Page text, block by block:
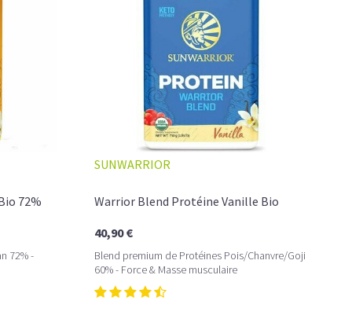
72%
72% -
SUNWARRIOR
Warrior Blend Protéine Vanille Bio
40,90 €
Blend premium de Protéines Pois/Chanvre/Goji
60% - Force & Masse musculaire